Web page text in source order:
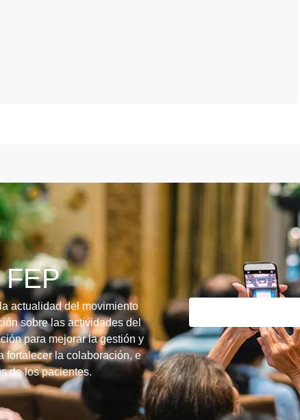
FEP
actualidad del movimiento
sobre las actividades del
para mejorar la gestión y
fortalecer la colaboración, e
de los pacientes.